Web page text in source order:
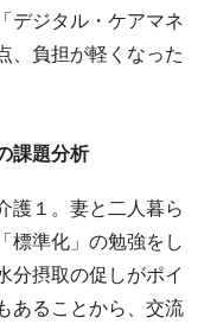
デジタル・ケアマネ
、負担が軽くなった
課題分析
護１。妻と二人暮ら
標準化」の勉強をし
分摂取の促しがポイ
あることから、交流